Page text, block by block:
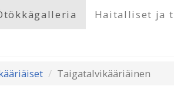
Haitalliset ja
Taigatalvikääriäinen